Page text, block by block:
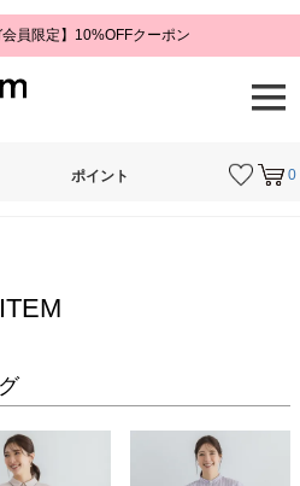
員限定】10%OFFクーポン
0
ポイント
ITEM